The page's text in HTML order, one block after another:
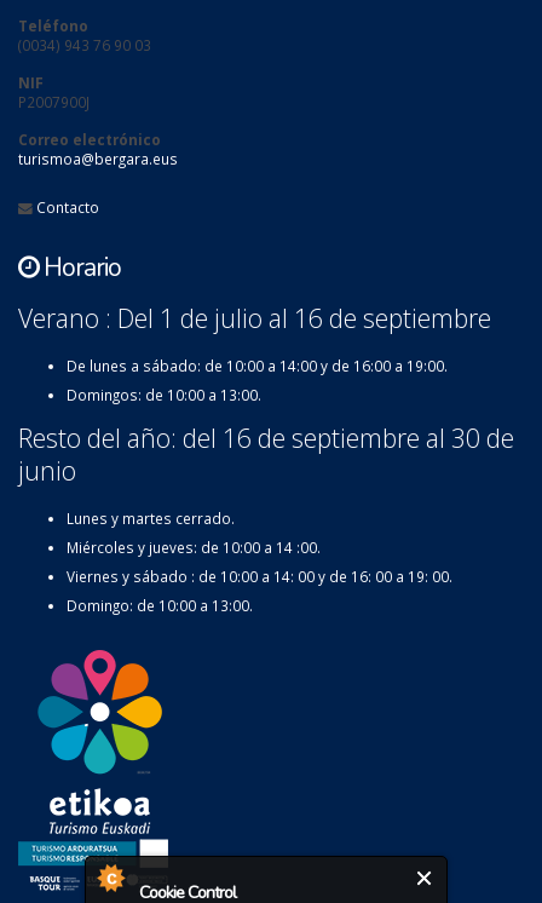
Cookie Control
Teléfono
(0034) 943 76 90 03
NIF
P2007900J
Correo electrónico
turismoa@bergara.eus
Contacto
Horario
Verano : Del 1 de julio al 16 de septiembre
De lunes a sábado: de 10:00 a 14:00 y de 16:00 a 19:00.
Domingos: de 10:00 a 13:00.
Resto del año: del 16 de septiembre al 30 de
junio
Lunes y martes cerrado.
Miércoles y jueves: de 10:00 a 14 :00.
Viernes y sábado : de 10:00 a 14: 00 y de 16: 00 a 19: 00.
Domingo: de 10:00 a 13:00.